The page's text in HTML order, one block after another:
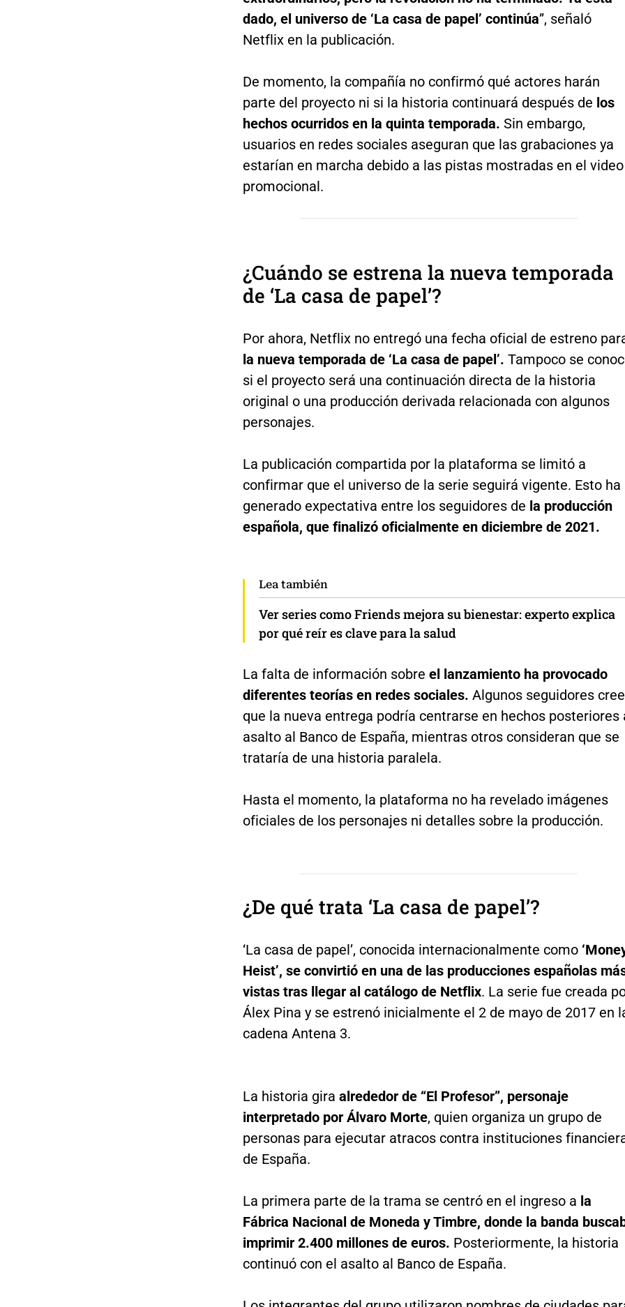
dado, el universo de ‘La casa de papel’ continúa”, señaló
Netflix en la publicación.
De momento, la compañía no confirmó qué actores harán
parte del proyecto ni si la historia continuará después de los
hechos ocurridos en la quinta temporada. Sin embargo,
usuarios en redes sociales aseguran que las grabaciones ya
estarían en marcha debido a las pistas mostradas en el video
promocional.
¿Cuándo se estrena la nueva temporada
de ‘La casa de papel’?
Por ahora, Netflix no entregó una fecha oficial de estreno
la nueva temporada de ‘La casa de papel’. Tampoco se
si el proyecto será una continuación directa de la historia
original o una producción derivada relacionada con algunos
personajes.
La publicación compartida por la plataforma se limitó a
confirmar que el universo de la serie seguirá vigente. Esto ha
generado expectativa entre los seguidores de la producción
española, que finalizó oficialmente en diciembre de 2021.
Lea también
Ver series como Friends mejora su bienestar: experto explica
por qué reír es clave para la salud
La falta de información sobre el lanzamiento ha provocado
diferentes teorías en redes sociales. Algunos seguidores
que la nueva entrega podría centrarse en hechos posteriores
asalto al Banco de España, mientras otros consideran que se
trataría de una historia paralela.
Hasta el momento, la plataforma no ha revelado imágenes
oficiales de los personajes ni detalles sobre la producción.
¿De qué trata ‘La casa de papel’?
‘La casa de papel’, conocida internacionalmente como
Heist’, se convirtió en una de las producciones españolas
vistas tras llegar al catálogo de Netflix. La serie fue creada
Álex Pina y se estrenó inicialmente el 2 de mayo de 2017 en
cadena Antena 3.
La historia gira alrededor de “El Profesor”, personaje
interpretado por Álvaro Morte, quien organiza un grupo de
personas para ejecutar atracos contra instituciones
de España.
La primera parte de la trama se centró en el ingreso a la
Fábrica Nacional de Moneda y Timbre, donde la banda
imprimir 2.400 millones de euros. Posteriormente, la historia
continuó con el asalto al Banco de España.